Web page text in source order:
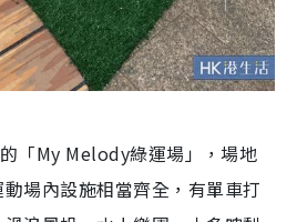
「My Melody綠運場」，場地
場內設施相當齊全，有單車打